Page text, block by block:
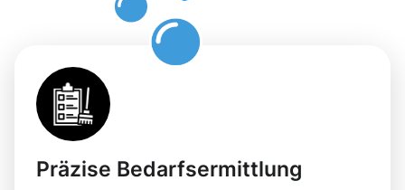
Präzise Bedarfsermittlung